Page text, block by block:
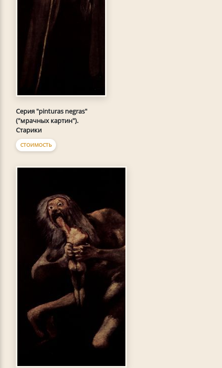
Серия "pinturas negras"
("мрачных картин").
Старики
СТОИМОСТЬ